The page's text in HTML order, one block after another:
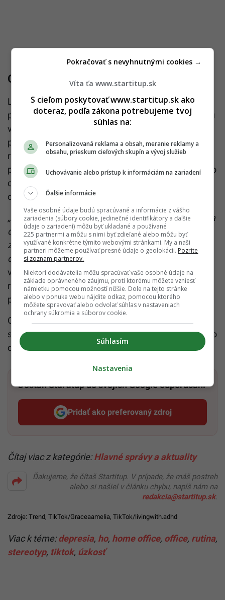
Odborníčka upozorňuje na rutinu
Licenciovaná psychologička Kelsey Latimerová
poznamenala, že extrovertní jedinci, ktorí prosperujú
v sociálnych interakciách, majú často viac
problémov s prácou z domu. Nedostatok štruktúry a
rutiny môže viesť k nezdravým návykom, ako je
práca z postele a celkový pocit letargie. Experti preto
odporúčajú zavedenie denného režimu a vytvorenie
oddeleného pracovného miesta mimo postele.
„Ľudia môžu byť ľahostajní, pokiaľ ide o chystanie sa
do práce, rannú hygienu, obliekanie sa, pričom si
začínajú pestovať zlé návyky, ako je napríklad
celodenná práca v posteli,“
vytváranie si denného režimu, ktorý tvorí vstávanie,
rannú sprchu a obliekanie sa, aby sa tak cítili
pripravení na pracovný deň.
Odporučila tiež vyhnúť sa práci z postele, čo
spomaľuje a znepokojuje našu schopnosť správneho
odpočinku.
Dostaň Startitup do svojich Google odporúčaní
Pridať ako preferovaný zdroj
Startitup, odkaz sa otvorí v
Čítaj viac z kategórie:Hlavné správy a aktuality
Ďakujeme, že čítaš Startitup. V prípade, že máš postreh
alebo si našiel v článku chybu, napíš nám na
redakcia@startitup.sk.
Zdroje: Trend, TikTok/Graceaamelia, TikTok/livingwith.adhd
Viac k téme:depresia, ho, home office, office, rutina,
stereotyp, tiktok, úzkosť
Víta ťa www.startitup.sk
S cieľom poskytovať www.startitup.sk ako
doteraz, podľa zákona potrebujeme tvoj
súhlas na:
Personalizovaná reklama a obsah, meranie reklamy a
obsahu, prieskum cieľových skupín a vývoj služieb
Uchovávanie alebo prístup k informáciám na zariadení
Ďalšie informácie
Vaše osobné údaje budú spracúvané a informácie z vášho
zariadenia (súbory cookie, jedinečné identifikátory a ďalšie
údaje o zariadení) môžu byť ukladané a používané
225 partnermi a môžu s nimi byť zdieľané alebo môžu byť
využívané konkrétne týmito webovými stránkami. My a naši
partneri môžeme používať presné údaje o geolokácii. Pozrite
si zoznam partnerov.
Niektorí dodávatelia môžu spracúvať vaše osobné údaje na
základe oprávneného záujmu, proti ktorému môžete vzniesť
námietku pomocou možností nižšie. Dole na tejto stránke
alebo v ponuke webu nájdite odkaz, pomocou ktorého
môžete spravovať alebo odvolať súhlas v nastaveniach
ochrany súkromia a súborov cookie.
Súhlasím
Pokračovať s nevyhnutnými cookies →
Nastavenia